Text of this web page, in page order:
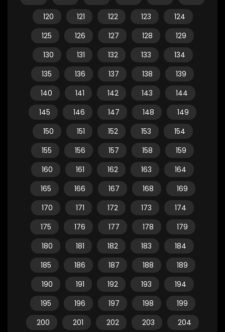
120
121 122 123
124
125
126 127 128
129
130
131 132 133
134
135
136 137 138
139
140
141 142 143
144
145
146 147 148
149
150
151 152 153
154
155
156 157 158
159
160
161 162 163
164
165
166 167 168
169
170
171 172 173
174
175
176 177 178
179
180
181 182 183
184
185
186 187 188
189
190
191 192 193
194
195
196 197 198
199
200
201 202 203
204